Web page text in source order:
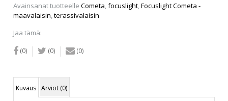
määrä
Avainsanat tuotteelleCometa ,focuslight ,Focuslight Cometa -
maavalaisin ,terassivalaisin
Jaa tämä:
(0) (0) (0)
Kuvaus Arviot (0)